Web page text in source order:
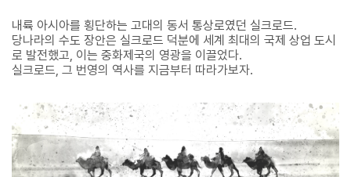
내륙 아시아를 횡단하는 고대의 동서 통상로였던 실크로드.
당나라의 수도 장안은 실크로드 덕분에 세계 최대의 국제 상업 도시
로 발전했고, 이는 중화제국의 영광을 이끌었다.
실크로드, 그 번영의 역사를 지금부터 따라가보자.